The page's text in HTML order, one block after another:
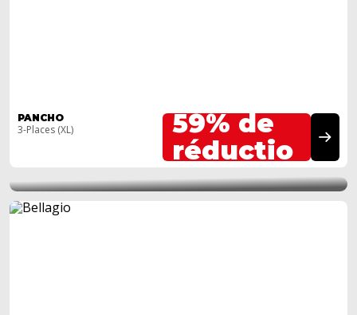
PANCHO
3-Places (XL)
59% de
réductio
n
TOUJOURS UN MEGASTORE PRÈS DE